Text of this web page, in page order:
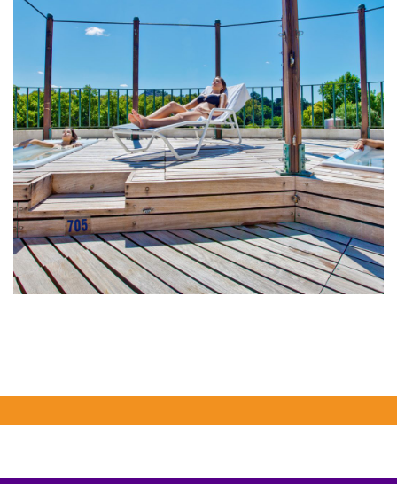
Es hora de cuidarte y disfrutar, SPA Día
Completo.
SPA DÍA COMPLETO-TERMAS MONFORTINHO Disfruta un día
completo en las Termas de Monfortinho, existentes desde la
época da civilización romana, debido a la calidad y pureza de
las fuentes de Serra de Penha Garcia. Realizarás un circuito
termal, ideal para tratar el cuerpo y cultivar el espíritu y la
mente, recargando nuevas energías a través [...]